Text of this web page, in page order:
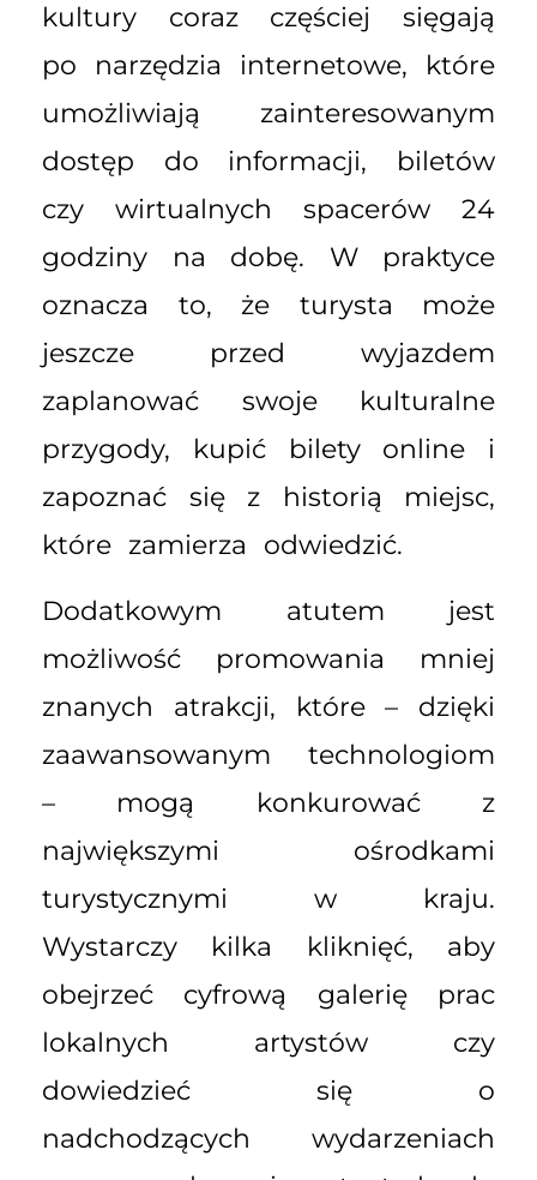
kultury coraz częściej sięgają
po narzędzia internetowe, które
umożliwiają zainteresowanym
dostęp do informacji, biletów
czy wirtualnych spacerów 24
godziny na dobę. W praktyce
oznacza to, że turysta może
jeszcze przed wyjazdem
zaplanować swoje kulturalne
przygody, kupić bilety online i
zapoznać się z historią miejsc,
które zamierza odwiedzić.
Dodatkowym atutem jest
możliwość promowania mniej
znanych atrakcji, które – dzięki
zaawansowanym technologiom
– mogą konkurować z
największymi ośrodkami
turystycznymi w kraju.
Wystarczy kilka kliknięć, aby
obejrzeć cyfrową galerię prac
lokalnych artystów czy
dowiedzieć się o
nadchodzących wydarzeniach